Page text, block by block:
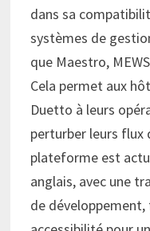
dans sa
systèmes de
que Maestro,
Cela permet aux
Duetto à leurs
perturber leurs flux
plateforme est
anglais, avec une
de